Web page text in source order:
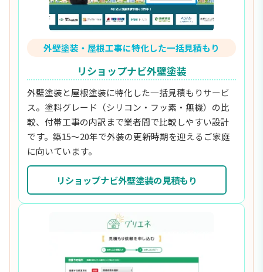
外壁塗装・屋根工事に特化した一括見積もり
リショップナビ外壁塗装
外壁塗装と屋根塗装に特化した一括見積もりサービ
ス。塗料グレード（シリコン・フッ素・無機）の比
較、付帯工事の内訳まで業者間で比較しやすい設計
です。築15〜20年で外装の更新時期を迎えるご家庭
に向いています。
リショップナビ外壁塗装の見積もり